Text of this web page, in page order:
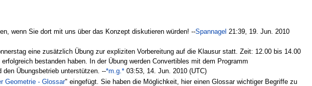
wenn Sie dort mit uns über das Konzept diskutieren würden! --Spannagel 21:39, 19. Jun. 2010
eine zusätzlich Übung zur expliziten Vorbereitung auf die Klausur statt. Zeit: 12.00 bis 14.00
bestanden haben. In der Übung werden Convertibles mit dem Programm
Übungsbetrieb unterstützen. --*m.g.* 03:53, 14. Jun. 2010 (UTC)
Geometrie - Glossar" eingefügt. Sie haben die Möglichkeit, hier einen Glossar wichtiger Begriffe zu